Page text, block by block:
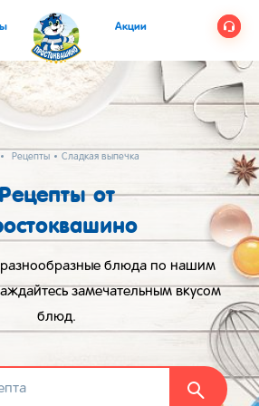
Акции
Рецепты Сладкая выпечка
от
разнообразные блюда по нашим
замечательным вкусом
блюд.
Найти